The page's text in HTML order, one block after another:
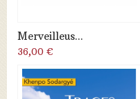
Merveilleus...
36,00 €